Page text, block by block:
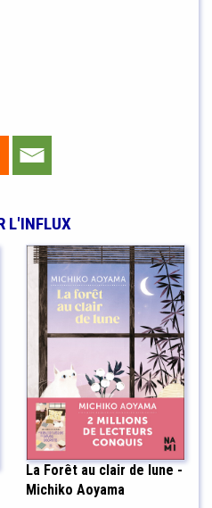
L'INFLUX
La Forêt au clair de lune -
Michiko Aoyama